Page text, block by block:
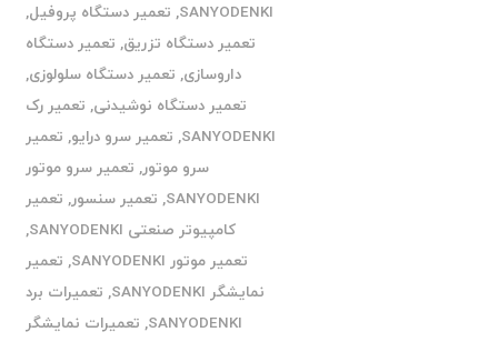
SANYODENKI
, تعمیر دستگاه پروفیل,
تعمیر دستگاه تزریق, تعمیر دستگاه
داروسازی, تعمیر دستگاه سلولوزی,
تعمیر دستگاه نوشیدنی, تعمیر رک
SANYODENKI
, تعمیر سرو درایو, تعمیر
سرو موتور, تعمیر سرو موتور
SANYODENKI
, تعمیر سنسور, تعمیر
کامپیوتر صنعتی SANYODENKI
,
تعمیر موتور SANYODENKI
, تعمیر
نمایشگر SANYODENKI
, تعمیرات برد
SANYODENKI
, تعمیرات نمایشگر